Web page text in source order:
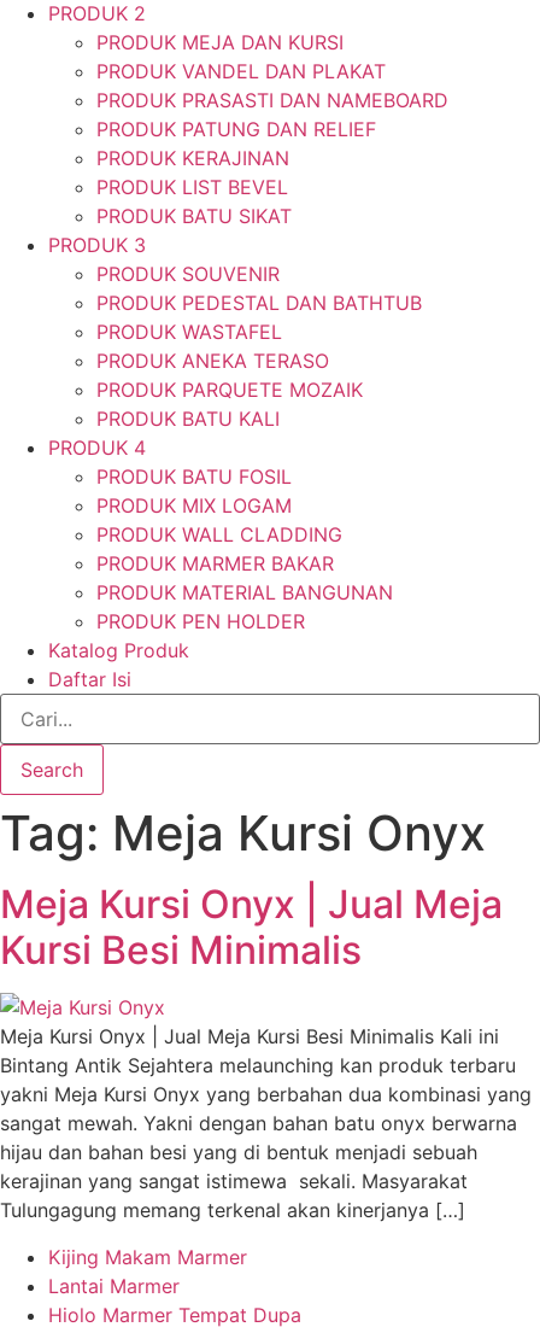
PRODUK 2
PRODUK MEJA DAN KURSI
PRODUK VANDEL DAN PLAKAT
PRODUK PRASASTI DAN NAMEBOARD
PRODUK PATUNG DAN RELIEF
PRODUK KERAJINAN
PRODUK LIST BEVEL
PRODUK BATU SIKAT
PRODUK 3
PRODUK SOUVENIR
PRODUK PEDESTAL DAN BATHTUB
PRODUK WASTAFEL
PRODUK ANEKA TERASO
PRODUK PARQUETE MOZAIK
PRODUK BATU KALI
PRODUK 4
PRODUK BATU FOSIL
PRODUK MIX LOGAM
PRODUK WALL CLADDING
PRODUK MARMER BAKAR
PRODUK MATERIAL BANGUNAN
PRODUK PEN HOLDER
Katalog Produk
Daftar Isi
Search
Tag: Meja Kursi Onyx
Meja Kursi Onyx | Jual Meja
Kursi Besi Minimalis
Meja Kursi Onyx | Jual Meja Kursi Besi Minimalis Kali ini
Bintang Antik Sejahtera melaunching kan produk terbaru
yakni Meja Kursi Onyx yang berbahan dua kombinasi yang
sangat mewah. Yakni dengan bahan batu onyx berwarna
hijau dan bahan besi yang di bentuk menjadi sebuah
kerajinan yang sangat istimewa sekali. Masyarakat
Tulungagung memang terkenal akan kinerjanya […]
Kijing Makam Marmer
Lantai Marmer
Hiolo Marmer Tempat Dupa